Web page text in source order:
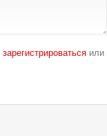
зарегистрироваться или